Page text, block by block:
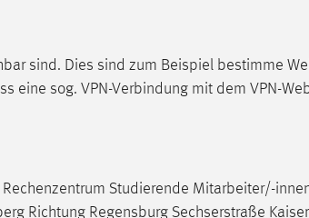
sind. Dies sind zum Beispiel bestimme
eine sog. VPN-Verbindung mit dem VPN-
Studierende Mitarbeiter/-
Richtung Regensburg Sechserstraße
chat-frame-style-
chat-frame-
=